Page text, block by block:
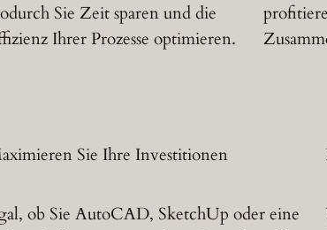
Sie Zeit sparen und die
Ihrer Prozesse optimieren.
Sie Ihre Investitionen
ob Sie AutoCAD, SketchUp oder eine